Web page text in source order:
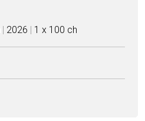
| 2026 | 1 x 100 ch